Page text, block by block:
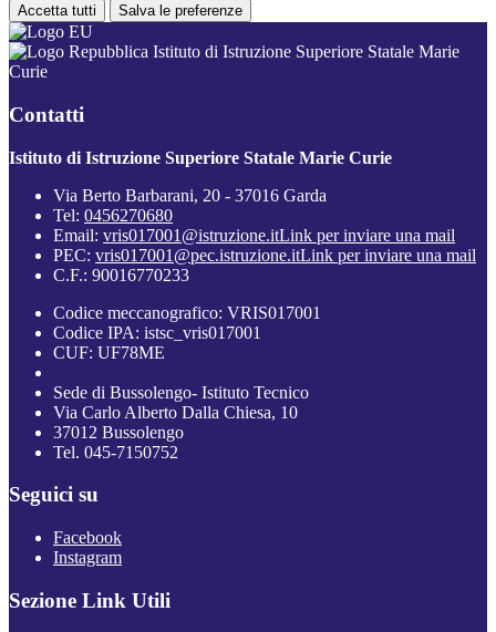
Accetta tutti Salva le preferenze
Istituto di Istruzione Superiore Statale Marie
Curie
Contatti
Istituto di Istruzione Superiore Statale Marie Curie
Via Berto Barbarani, 20 - 37016 Garda
Tel: 0456270680
Email: vris017001@istruzione.itLink per inviare una mail
PEC: vris017001@pec.istruzione.itLink per inviare una mail
C.F.: 90016770233
Codice meccanografico: VRIS017001
Codice IPA: istsc_vris017001
CUF: UF78ME
Sede di Bussolengo- Istituto Tecnico
Via Carlo Alberto Dalla Chiesa, 10
37012 Bussolengo
Tel. 045-7150752
Seguici su
Facebook
Instagram
Sezione Link Utili